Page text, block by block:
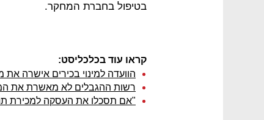
בטיפול בחברת המחקר.
קראו עוד בכלכליסט:
הוועדה למינוי בכירים אישרה את
רשות ההגבלים לא מאשרת את
"אם תסכלו את העסקה למכירת